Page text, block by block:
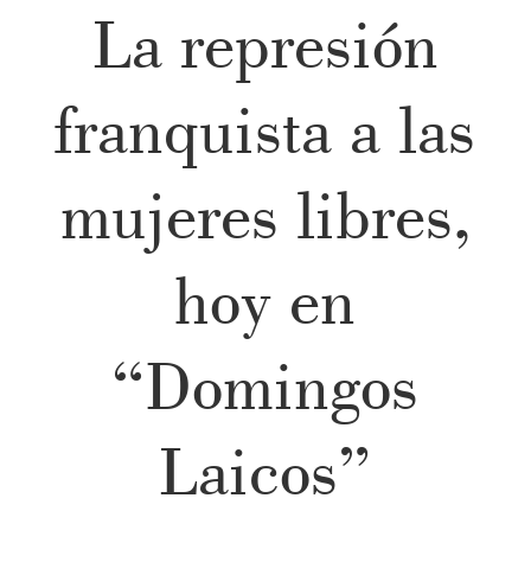
La represión
franquista a las
mujeres libres,
hoy en
“Domingos
Laicos”